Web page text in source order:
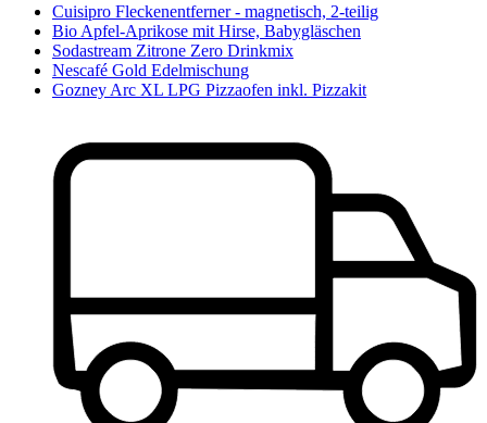
Cuisipro Fleckenentferner - magnetisch, 2-teilig
Bio Apfel-Aprikose mit Hirse, Babygläschen
Sodastream Zitrone Zero Drinkmix
Nescafé Gold Edelmischung
Gozney Arc XL LPG Pizzaofen inkl. Pizzakit